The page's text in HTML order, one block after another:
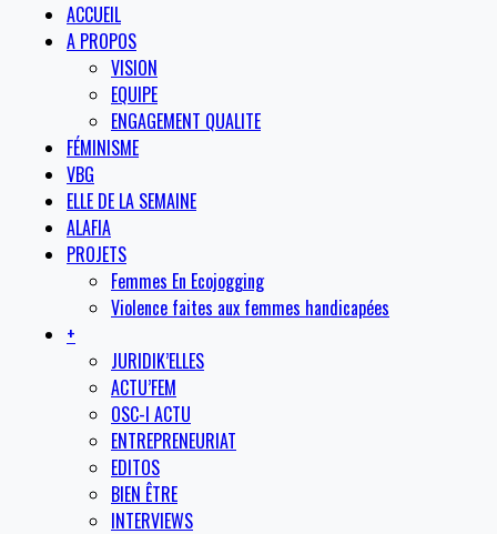
ACCUEIL
A PROPOS
VISION
EQUIPE
ENGAGEMENT QUALITE
FÉMINISME
VBG
ELLE DE LA SEMAINE
ALAFIA
PROJETS
Femmes En Ecojogging
Violence faites aux femmes handicapées
+
JURIDIK’ELLES
ACTU’FEM
OSC-I ACTU
ENTREPRENEURIAT
EDITOS
BIEN ÊTRE
INTERVIEWS